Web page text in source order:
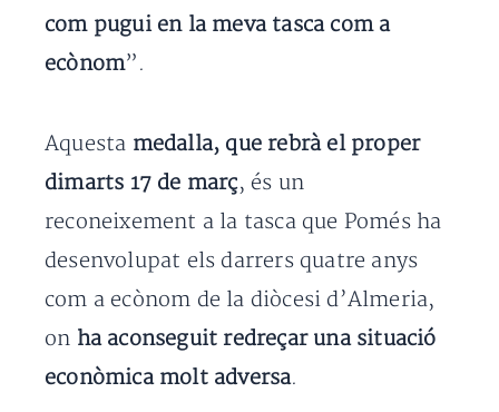
com pugui en la meva tasca com a
ecònom”.
Aquesta medalla, que rebrà el proper
dimarts 17 de març, és un
reconeixement a la tasca que Pomés ha
desenvolupat els darrers quatre anys
com a ecònom de la diòcesi d’Almeria,
on ha aconseguit redreçar una situació
econòmica molt adversa.